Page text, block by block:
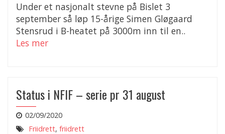
Under et nasjonalt stevne på Bislet 3
september så løp 15-årige Simen Gløgaard
Stensrud i B-heatet på 3000m inn til en..
Les mer
Status i NFIF – serie pr 31 august
02/09/2020
Friidrett, friidrett